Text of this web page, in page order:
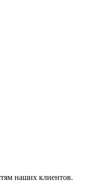
наших клиентов.